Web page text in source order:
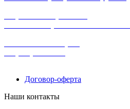
Договор-оферта
Наши контакты